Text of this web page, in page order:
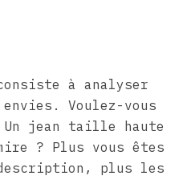
à analyser
Voulez-vous
Un jean taille haute
? Plus vous êtes
plus les